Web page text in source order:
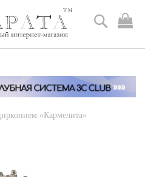
Поиск
«Кармелита»